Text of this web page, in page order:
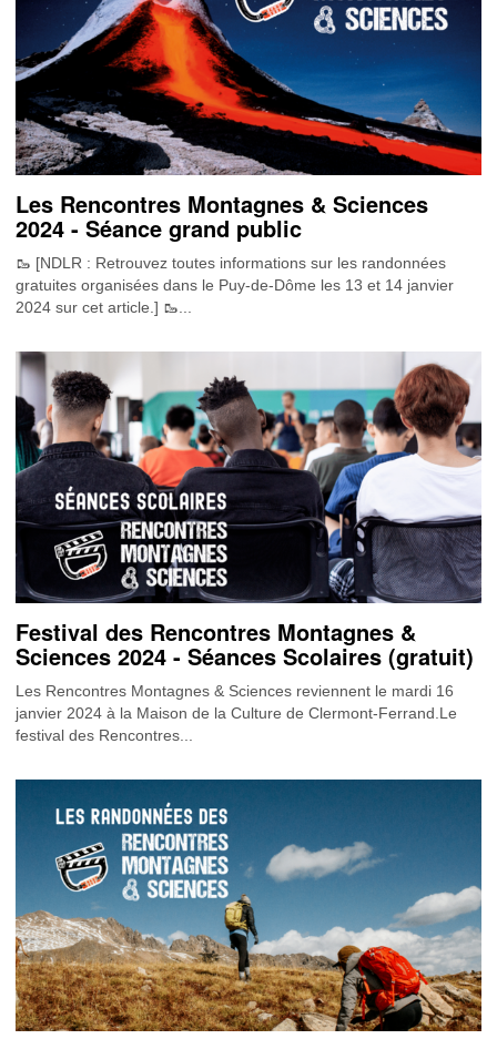
Les Rencontres Montagnes & Sciences
2024 - Séance grand public
🥾 [NDLR : Retrouvez toutes informations sur les randonnées
gratuites organisées dans le Puy-de-Dôme les 13 et 14 janvier
2024 sur cet article .] 🥾...
Festival des Rencontres Montagnes &
Sciences 2024 - Séances Scolaires (gratuit)
Les Rencontres Montagnes & Sciences reviennent le mardi 16
janvier 2024 à la Maison de la Culture de Clermont-Ferrand.Le
festival des Rencontres...